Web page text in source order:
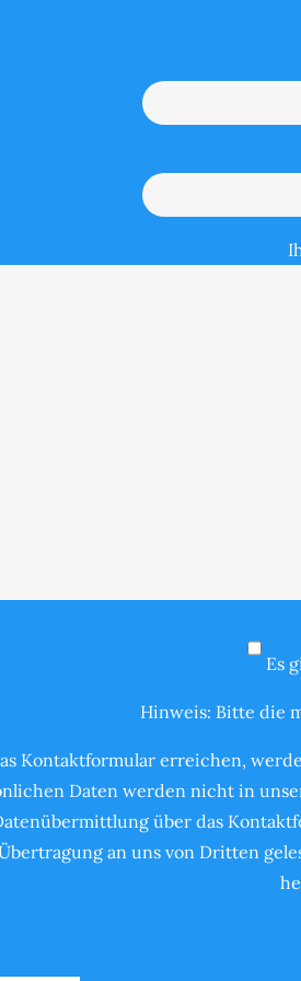
Es
Hinweis: Bitte die
Kontaktformular erreichen,
Daten werden nicht in
über das
an uns von Dritten